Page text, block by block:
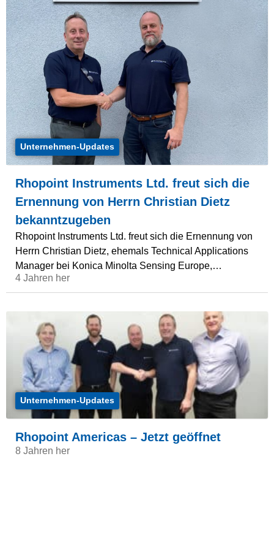
Unternehmen-Updates
Rhopoint Instruments Ltd. freut sich die
Ernennung von Herrn Christian Dietz
bekanntzugeben
Rhopoint Instruments Ltd. freut sich die Ernennung von
Herrn Christian Dietz, ehemals Technical Applications
Manager bei Konica Minolta Sensing Europe,…
4 Jahren her
Unternehmen-Updates
Rhopoint Americas – Jetzt geöffnet
8 Jahren her